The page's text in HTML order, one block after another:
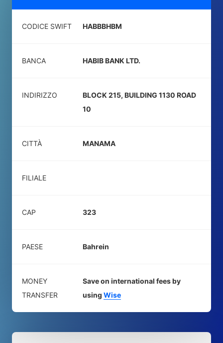
CODICE SWIFT HABBBHBM
BANCA HABIB BANK LTD.
INDIRIZZO
BLOCK 215, BUILDING 1130 ROAD
10
CITTÀ MANAMA
FILIALE
CAP 323
PAESE Bahrein
MONEY
TRANSFER
Save on international fees by
using Wise